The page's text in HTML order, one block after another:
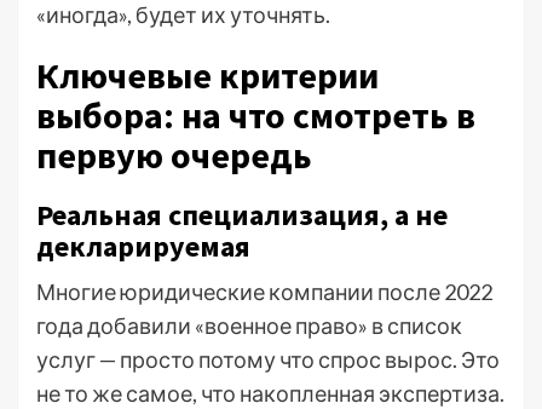
«иногда», будет их уточнять.
Ключевые критерии
выбора: на что смотреть в
первую очередь
Реальная специализация, а не
декларируемая
Многие юридические компании после 2022
года добавили «военное право» в список
услуг — просто потому что спрос вырос. Это
не то же самое, что накопленная экспертиза.